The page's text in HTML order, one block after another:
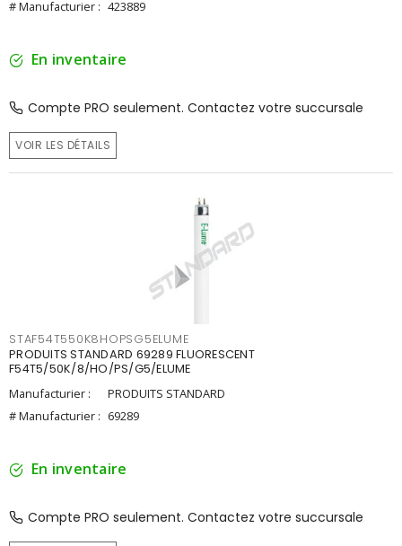
# Manufacturier : 423889
En inventaire
Compte PRO seulement. Contactez votre succursale
VOIR LES DÉTAILS
STAF54T550K8HOPSG5ELUME
PRODUITS STANDARD 69289 FLUORESCENT
F54T5/50K/8/HO/PS/G5/ELUME
Manufacturier :
PRODUITS STANDARD
# Manufacturier : 69289
En inventaire
Compte PRO seulement. Contactez votre succursale